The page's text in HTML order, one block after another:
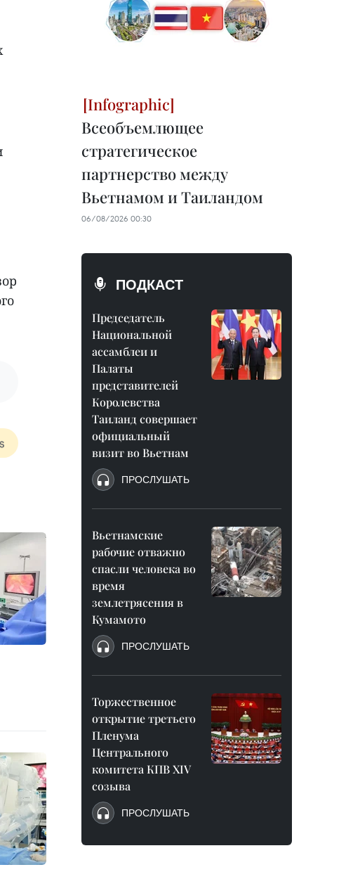
Всеобъемлющее
стратегическое
партнерство между
Вьетнамом и Таиландом
06/08/2026 00:30
ПОДКАСТ
Председатель
Национальной
ассамблеи и
Палаты
представителей
Королевства
Таиланд совершает
официальный
визит во Вьетнам
ПРОСЛУШАТЬ
Вьетнамские
рабочие отважно
спасли человека во
время
землетрясения в
Кумамото
ПРОСЛУШАТЬ
Торжественное
открытие третьего
Пленума
Центрального
комитета КПВ XIV
созыва
ПРОСЛУШАТЬ